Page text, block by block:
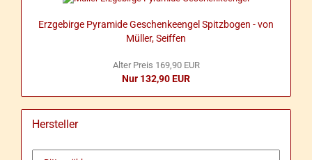
Erz­ge­bir­ge Py­ra­mi­de Ge­schen­keen­gel Spitz­bo­gen - von
Mül­ler, Seif­fen
Alter Preis 169,90 EUR
Nur 132,90 EUR
Hersteller